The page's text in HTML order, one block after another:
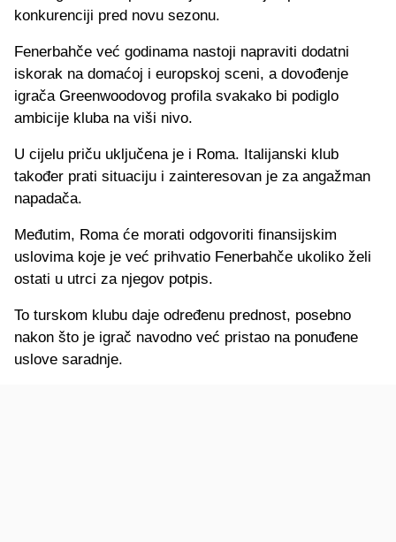
konkurenciji pred novu sezonu.
Fenerbahče već godinama nastoji napraviti dodatni
iskorak na domaćoj i europskoj sceni, a dovođenje
igrača Greenwoodovog profila svakako bi podiglo
ambicije kluba na viši nivo.
U cijelu priču uključena je i Roma. Italijanski klub
također prati situaciju i zainteresovan je za angažman
napadača.
Međutim, Roma će morati odgovoriti finansijskim
uslovima koje je već prihvatio Fenerbahče ukoliko želi
ostati u utrci za njegov potpis.
To turskom klubu daje određenu prednost, posebno
nakon što je igrač navodno već pristao na ponuđene
uslove saradnje.